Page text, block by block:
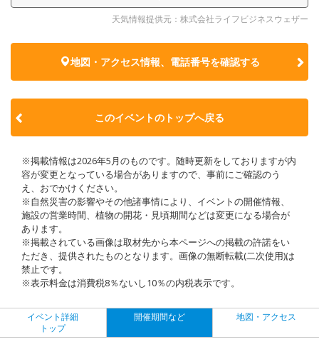
天気情報提供元：株式会社ライフビジネスウェザー
地図・アクセス情報、電話番号を確認する
このイベントのトップへ戻る
※掲載情報は2026年5月のものです。随時更新をしておりますが内
容が変更となっている場合がありますので、事前にご確認のう
え、おでかけください。
※自然災害の影響やその他諸事情により、イベントの開催情報、
施設の営業時間、植物の開花・見頃期間などは変更になる場合が
あります。
※掲載されている画像は取材先から本ページへの掲載の許諾をい
ただき、提供されたものとなります。画像の無断転載(二次使用)は
禁止です。
※表示料金は消費税8％ないし10％の内税表示です。
イベント詳細
トップ
開催期間など 地図・アクセス